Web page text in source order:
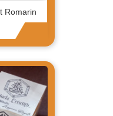
Romarin